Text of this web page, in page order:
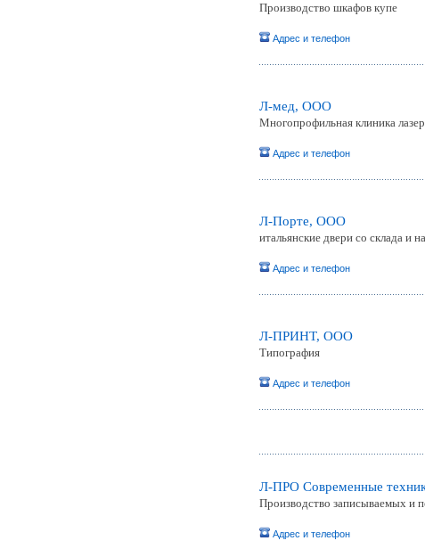
Производство шкафов купе
Адрес и телефон
Л-мед, ООО
Многопрофильная клиника
Адрес и телефон
Л-Порте, ООО
итальянские двери со склада и
Адрес и телефон
Л-ПРИНТ, ООО
Типография
Адрес и телефон
Л-ПРО Современные
Производство записываемых и
Адрес и телефон